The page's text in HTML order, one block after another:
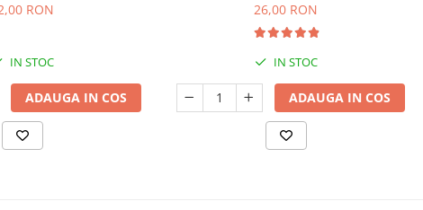
RON
IN STOC
ADAUGA IN COS
26,00 RON
IN STOC
ADAUGA IN COS